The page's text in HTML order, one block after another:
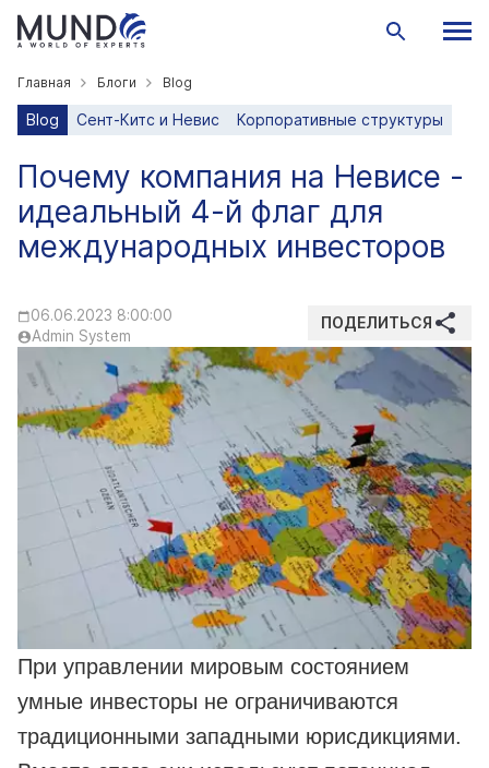
Главная Блоги Blog
Blog Сент-Китс и Невис Корпоративные структуры
Почему компания на Невисе -
идеальный 4-й флаг для
международных инвесторов
06.06.2023 8:00:00
Admin System
ПОДЕЛИТЬСЯ
При управлении мировым состоянием
умные инвесторы не ограничиваются
традиционными западными юрисдикциями.